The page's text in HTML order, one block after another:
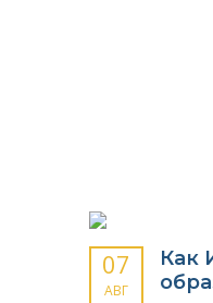
07
АВГ
Как